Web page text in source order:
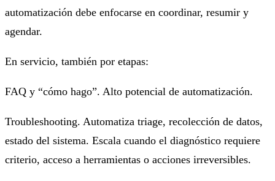
automatización debe enfocarse en coordinar, resumir y
agendar.
En servicio, también por etapas:
FAQ y “cómo hago”. Alto potencial de automatización.
Troubleshooting. Automatiza triage, recolección de datos,
estado del sistema. Escala cuando el diagnóstico requiere
criterio, acceso a herramientas o acciones irreversibles.